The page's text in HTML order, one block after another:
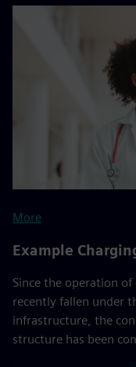
More
Example
Since the operation
recently fallen under
infrastructure, the
structure has been